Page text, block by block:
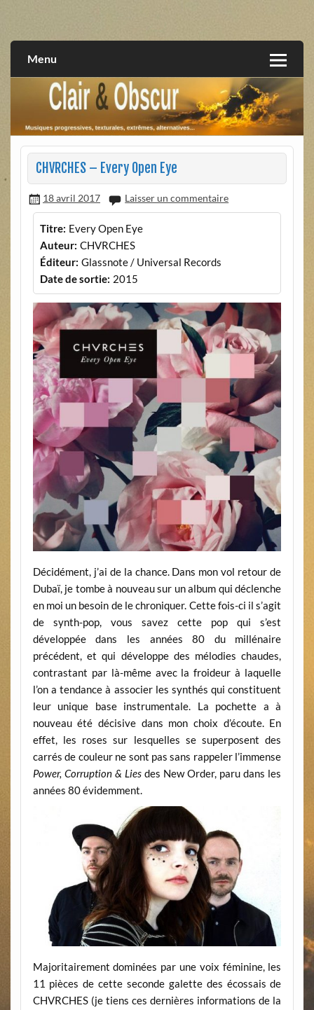
extrêmes, alternatives, texturales
Menu
CHVRCHES – Every Open Eye
18 avril 2017 Laisser un commentaire
Titre: Every Open Eye
Auteur: CHVRCHES
Éditeur: Glassnote / Universal Records
Date de sortie: 2015
Décidément, j’ai de la chance. Dans mon vol retour de
Dubaï, je tombe à nouveau sur un album qui déclenche
en moi un besoin de le chroniquer. Cette fois-ci il s’agit
de synth-pop, vous savez cette pop qui s’est
développée dans les années 80 du millénaire
précédent, et qui développe des mélodies chaudes,
contrastant par là-même avec la froideur à laquelle
l’on a tendance à associer les synthés qui constituent
leur unique base instrumentale. La pochette a à
nouveau été décisive dans mon choix d’écoute. En
effet, les roses sur lesquelles se superposent des
carrés de couleur ne sont pas sans rappeler l’immense
Power, Corruption & Liesdes New Order, paru dans les
années 80 évidemment.
Majoritairement dominées par une voix féminine, les
11 pièces de cette seconde galette des écossais de
CHVRCHES (je tiens ces dernières informations de la